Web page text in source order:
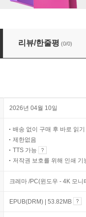
한 사랑을 완성하다
리뷰/한줄평 (0/0)
2026년 04월 10일
배송 없이 구매 후 바로 읽기
제한없음
TTS 가능
저작권 보호를 위해 인쇄 기
크레마 /PC(윈도우 - 4K 모
EPUB(DRM) | 53.82MB